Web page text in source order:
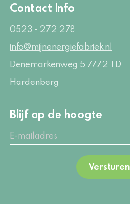
Contact Info
0523 - 272 278
info@mijnenergiefabriek.nl
Denemarkenweg 5 7772 TD
Hardenberg
Blijf op de hoogte
Versturen